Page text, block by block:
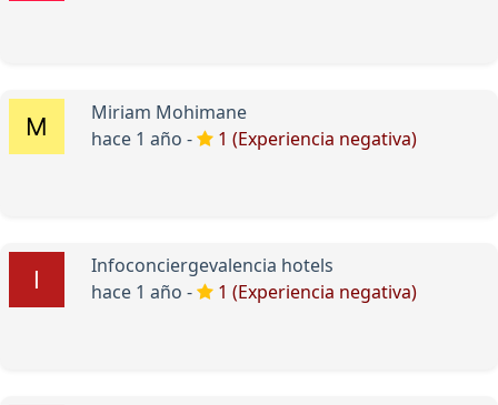
Miriam Mohimane
hace 1 año -
1 (Experiencia negativa)
Infoconciergevalencia hotels
hace 1 año -
1 (Experiencia negativa)